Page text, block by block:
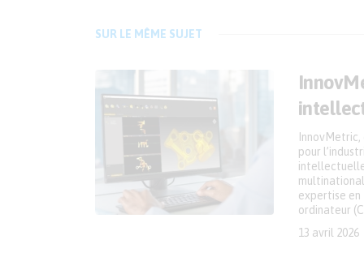
SUR LE MÊME SUJET
13 avril 2026
pour
expertise en
ordinateur